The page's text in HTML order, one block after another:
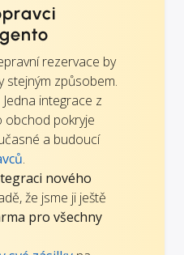
rezervace by
stejným způsobem.
integrace z
obchod pokryje
a budoucí
.
nového
že jsme ji ještě
pro všechny